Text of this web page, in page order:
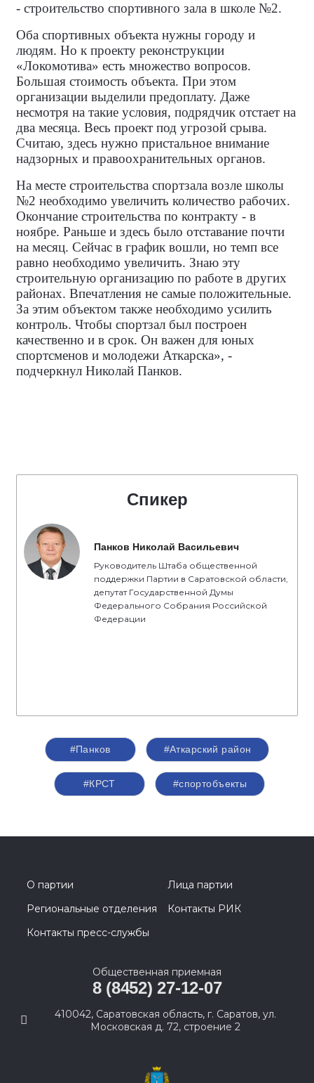
- строительство спортивного зала в школе №2.
Оба спортивных объекта нужны городу и
людям. Но к проекту реконструкции
«Локомотива» есть множество вопросов.
Большая стоимость объекта. При этом
организации выделили предоплату. Даже
несмотря на такие условия, подрядчик отстает на
два месяца. Весь проект под угрозой срыва.
Считаю, здесь нужно пристальное внимание
надзорных и правоохранительных органов.
На месте строительства спортзала возле школы
№2 необходимо увеличить количество рабочих.
Окончание строительства по контракту - в
ноябре. Раньше и здесь было отставание почти
на месяц. Сейчас в график вошли, но темп все
равно необходимо увеличить. Знаю эту
строительную организацию по работе в других
районах. Впечатления не самые положительные.
За этим объектом также необходимо усилить
контроль. Чтобы спортзал был построен
качественно и в срок. Он важен для юных
спортсменов и молодежи Аткарска», -
подчеркнул Николай Панков.
Спикер
Панков Николай Васильевич
Руководитель Штаба общественной
поддержки Партии в Саратовской области,
депутат Государственной Думы
Федерального Собрания Российской
Федерации
#Панков #Аткарский район
#КРСТ #спортобъекты
О партии
Лица партии
Региональные отделения
Контакты РИК
Контакты пресс-службы
Общественная приемная
8 (8452) 27-12-07
410042, Саратовская область, г. Саратов, ул.
Московская д. 72, строение 2